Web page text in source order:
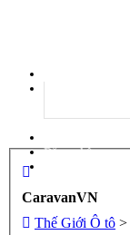
Đăng nhập
CaravanVN
Thế Giới Ô tô >